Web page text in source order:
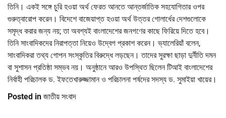
তিনি। একই সঙ্গে চুরি হওয়া অর্থ ফেরত আনতে আন্তর্জাতিক সহযোগিতার ওপর
গুরুত্বারোপ করেন। বিদেশে বাজেয়াপ্ত হওয়া অর্থ উত্তর গোলার্ধের দেশগুলোকে
সমৃদ্ধ করার জন্য নয়; তা অবশ্যই বাংলাদেশের জনগণের কাছে ফিরিয়ে দিতে হবে।
তিনি সাংবাদিকদের নিরাপত্তা নিয়েও উদ্বেগ প্রকাশ করেন। ভ্যালেরিয়াঁ বলেন,
সাংবাদিকরা তথ্য গোপন সংস্কৃতির বিরুদ্ধে লড়ছেন। তাদের সুরক্ষা ছাড়া দুর্নীতি দমন
বা সুশাসন প্রতিষ্ঠা সম্ভব নয়। অনুষ্ঠানে আরও উপস্থিত ছিলেন টিআই বাংলাদেশের
নির্বাহী পরিচালক ড. ইফতেখারুজ্জামান ও পরিচালনা পর্ষদের সদস্য ড. সুমাইয়া খায়ের।
Posted in জাতীয় সংবাদ